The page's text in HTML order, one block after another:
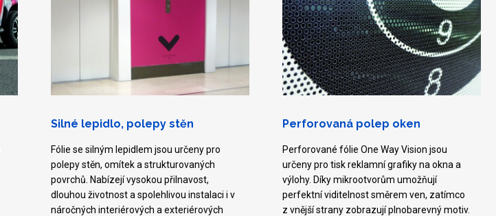
Silné lepidlo, polepy stěn
Fólie se silným lepidlem jsou určeny pro
polepy stěn, omítek a strukturovaných
povrchů. Nabízejí vysokou přilnavost,
dlouhou životnost a spolehlivou instalaci i v
náročných interiérových a exteriérových
Perforovaná polep oken
Perforované fólie One Way Vision jsou
určeny pro tisk reklamní grafiky na okna a
výlohy. Díky mikrootvorům umožňují
perfektní viditelnost směrem ven, zatímco
z vnější strany zobrazují plnobarevný motiv.